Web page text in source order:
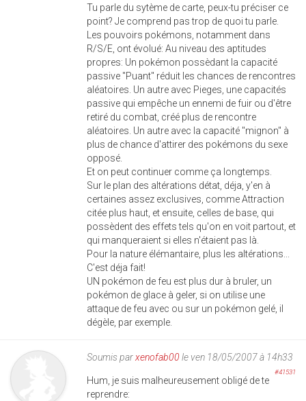
Tu parle du sytème de carte, peux-tu préciser ce
point? Je comprend pas trop de quoi tu parle.
Les pouvoirs pokémons, notamment dans
R/S/E, ont évolué: Au niveau des aptitudes
propres: Un pokémon possèdant la capacité
passive "Puant" réduit les chances de rencontres
aléatoires. Un autre avec Pieges, une capacités
passive qui empêche un ennemi de fuir ou d'être
retiré du combat, créé plus de rencontre
aléatoires. Un autre avec la capacité "mignon" à
plus de chance d'attirer des pokémons du sexe
opposé.
Et on peut continuer comme ça longtemps.
Sur le plan des altérations détat, déja, y'en à
certaines assez exclusives, comme Attraction
citée plus haut, et ensuite, celles de base, qui
possèdent des effets tels qu'on en voit partout, et
qui manqueraient si elles n'étaient pas là.
Pour la nature élémantaire, plus les altérations...
C'est déja fait!
UN pokémon de feu est plus dur à bruler, un
pokémon de glace à geler, si on utilise une
attaque de feu avec ou sur un pokémon gelé, il
dégèle, par exemple.
Soumis parxenofab00 le ven 18/05/2007 à 14h33
#41531
Hum, je suis malheureusement obligé de te
reprendre: